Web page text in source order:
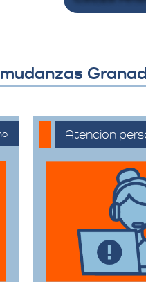
Atencion
Nuestros
están a su
para
cada
proceso,
que todas
necesidades